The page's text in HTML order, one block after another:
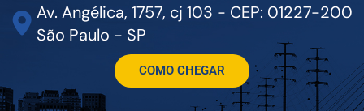
Av. Angélica, 1757, cj 103 - CEP: 01227-200
São Paulo - SP
COMO CHEGAR